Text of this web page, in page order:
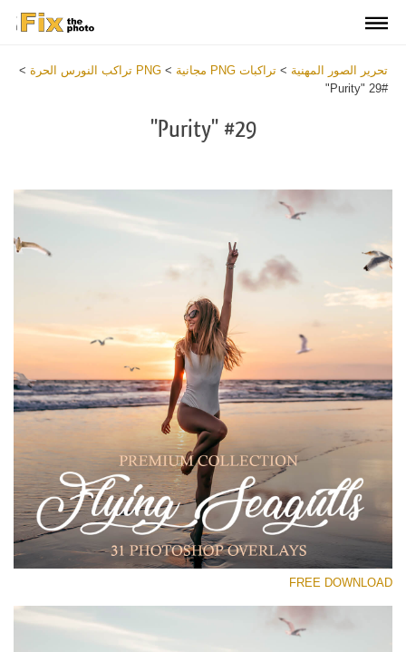
تحرير الصور المهنية > تراكبات PNG مجانية > PNG تراكب النورس الحرة
>
#29 "Purity"
#29 "Purity"
رجاء اختر
Free PNG Overlay #29
Small 800*533px
Flying Seagulls
(31 Overlays)
Sunlight Collection
PNG
FREE DOWNLOAD